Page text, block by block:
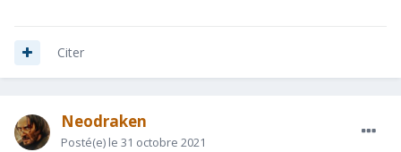
Citer
Neodraken
Posté(e) le 31 octobre 2021